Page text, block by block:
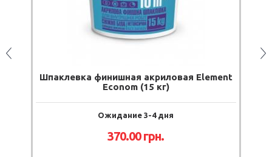
Шпаклевка финишная акриловая Element
Econom (15 кг)
Ожидание 3-4 дня
370.00 грн.